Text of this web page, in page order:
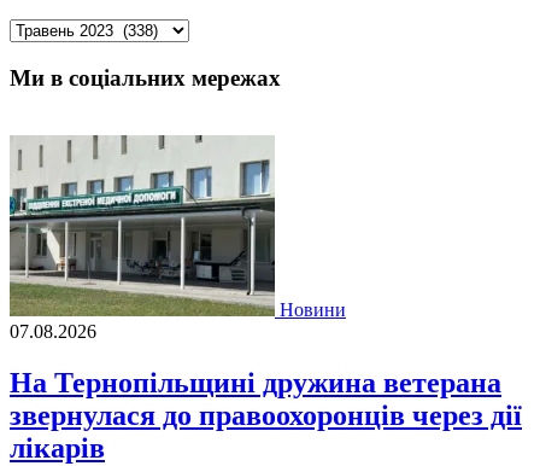
Архіви
Ми в соціальних мережах
Новини
07.08.2026
На Тернопільщині дружина ветерана
звернулася до правоохоронців через дії
лікарів